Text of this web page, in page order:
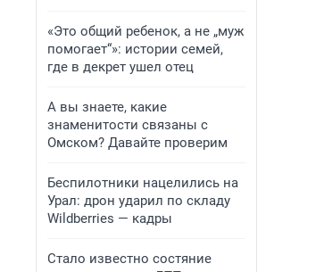
«Это общий ребенок, а не „муж
помогает“»: истории семей,
где в декрет ушел отец
А вы знаете, какие
знаменитости связаны с
Омском? Давайте проверим
Беспилотники нацелились на
Урал: дрон ударил по складу
Wildberries — кадры
Стало известно состяние